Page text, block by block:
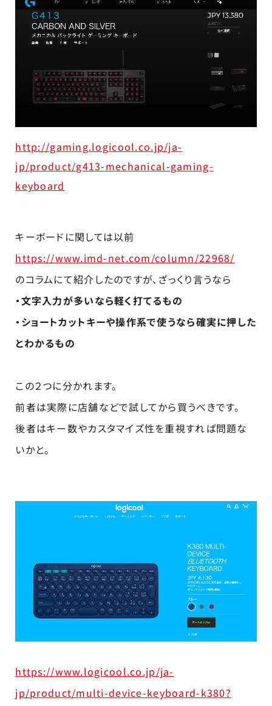
http://gaming.logicool.co.jp/ja-
jp/product/g413-mechanical-gaming-
keyboard
キーボードに関しては以前
https://www.imd-net.com/column/22968/
のコラムにて紹介したのですが、ざっくり言うなら
・文字入力が多いなら軽く打てるもの
・ショートカットキーや操作系で使うなら確実に押した
とわかるもの
この２つに分かれます。
前者は実際に店舗などで試してから買うべきです。
後者はキー数やカスタマイズ性を重視すれば問題な
いかと。
https://www.logicool.co.jp/ja-
jp/product/multi-device-keyboard-k380?